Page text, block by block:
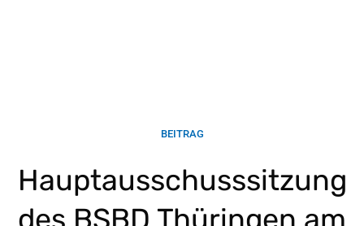
BEITRAG
Hauptausschusssitzung